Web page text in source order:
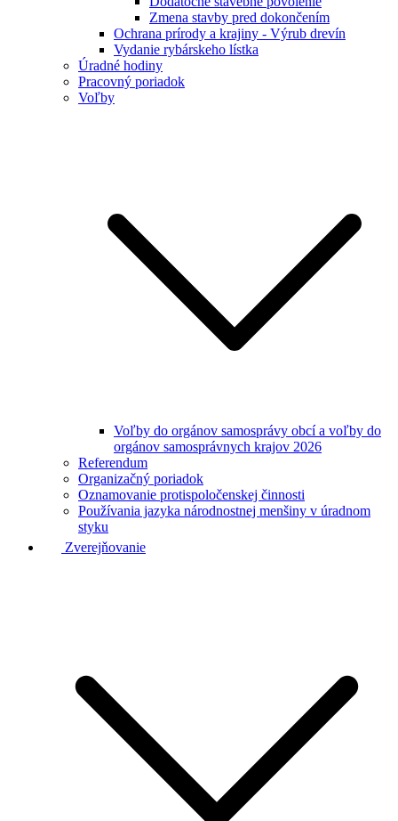
Zmena stavby pred dokončením
Ochrana prírody a krajiny - Výrub drevín
Vydanie rybárskeho lístka
Úradné hodiny
Pracovný poriadok
Voľby
Voľby do orgánov samosprávy obcí a voľby do
orgánov samosprávnych krajov 2026
Referendum
Organizačný poriadok
Oznamovanie protispoločenskej činnosti
Používania jazyka národnostnej menšiny v úradnom
styku
Zverejňovanie